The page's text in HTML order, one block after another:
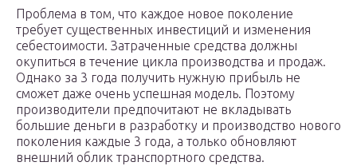
Проблема в том, что каждое новое поколение
требует существенных инвестиций и изменения
себестоимости. Затраченные средства должны
окупиться в течение цикла производства и продаж.
Однако за 3 года получить нужную прибыль не
сможет даже очень успешная модель. Поэтому
производители предпочитают не вкладывать
большие деньги в разработку и производство нового
поколения каждые 3 года, а только обновляют
внешний облик транспортного средства.